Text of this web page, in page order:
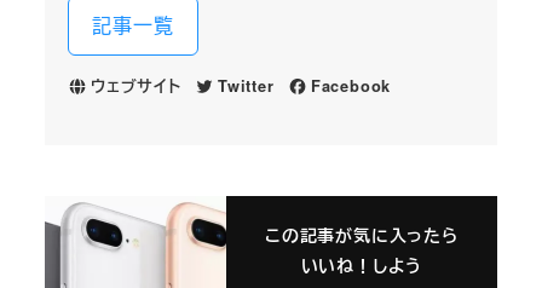
記事一覧
ウェブサイト Twitter Facebook
この記事が気に入ったら
いいね！しよう